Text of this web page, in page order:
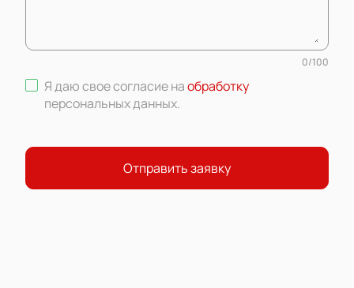
0/100
Я даю свое согласие наобработку
персональных данных.
Отправить заявку